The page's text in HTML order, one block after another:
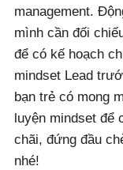
management.
mình cần đối
để có kế hoạch
mindset Lead
bạn trẻ có mong
luyện mindset để
chãi, đứng đầu
nhé!